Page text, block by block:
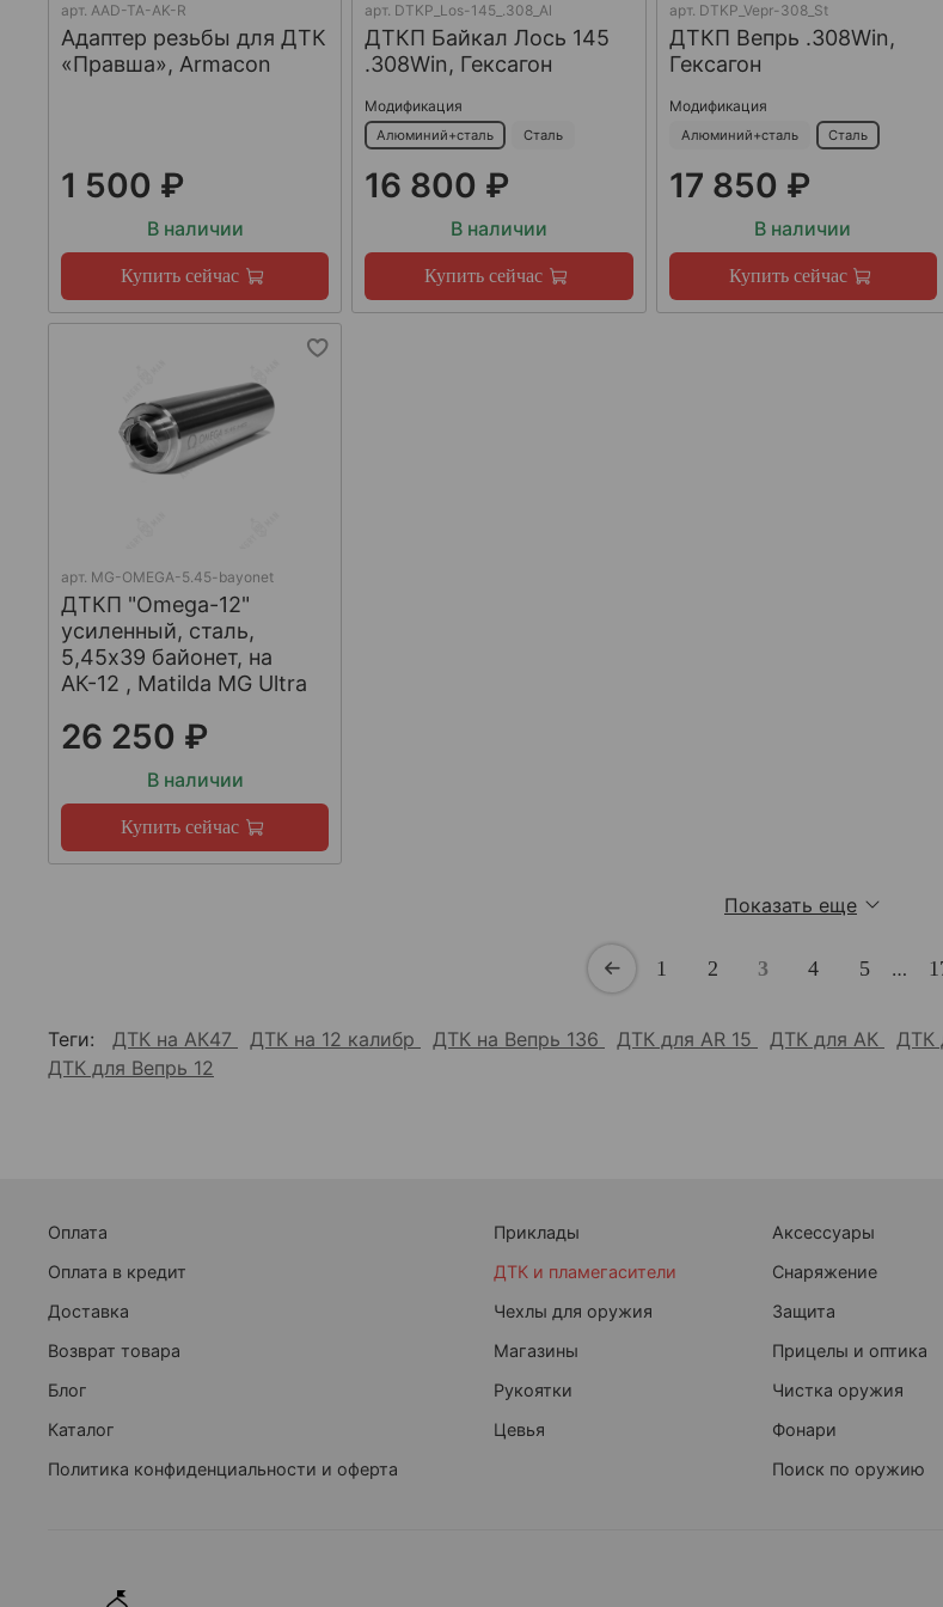
арт. AAD-TA-AK-R
Адаптер резьбы для ДТК
«Правша», Armacon
1 500 ₽
В наличии
Купить сейчас
арт. DTKP_Los-145_.308_Al
ДТКП Байкал Лось 145
.308Win, Гексагон
Модификация
Алюминий+сталь Сталь
16 800 ₽
В наличии
Купить сейчас
арт. DTKP_Vepr-308_St
ДТКП Вепрь .308Win,
Гексагон
Модификация
Алюминий+сталь Сталь
17 850 ₽
В наличии
Купить сейчас
арт. MG-OMEGA-5.45-bayonet
ДТКП "Omega-12"
усиленный, сталь,
5,45x39 байонет, на
АК-12 , Matilda MG Ultra
26 250 ₽
В наличии
Купить сейчас
Показать еще
1 2 3 4 5 …
Теги: ДТК на АК47 ДТК на 12 калибр ДТК на Вепрь 136 ДТК для AR 15 ДТК для АК ДТК
ДТК для Вепрь 12
Оплата
Оплата в кредит
Доставка
Возврат товара
Блог
Каталог
Политика конфиденциальности и оферта
Приклады
ДТК и пламегасители
Чехлы для оружия
Магазины
Рукоятки
Цевья
Аксессуары
Снаряжение
Защита
Прицелы и оптика
Чистка оружия
Фонари
Поиск по оружию